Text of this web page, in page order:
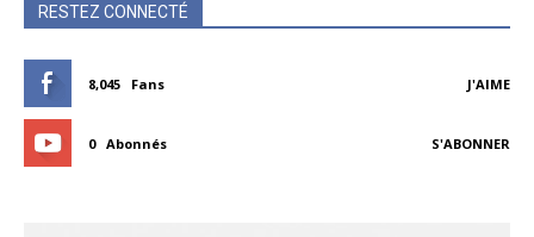
RESTEZ CONNECTÉ
8,045 Fans J'AIME
0 Abonnés S'ABONNER